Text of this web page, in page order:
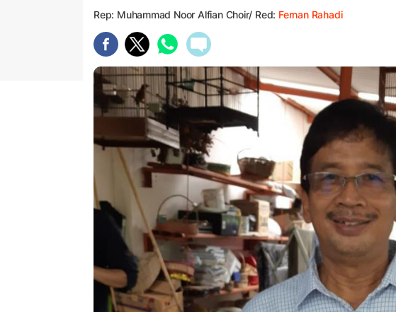
Rep: Muhammad Noor Alfian Choir/ Red: Fernan Rahadi